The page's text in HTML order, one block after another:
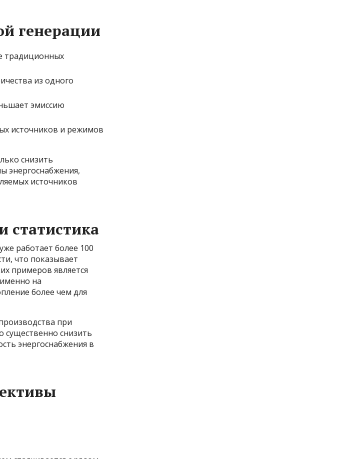
генерации
традиционных
из одного
эмиссию
источников и режимов
снизить
энергоснабжения,
источников
работает более 100
что показывает
примеров является
на
более чем для
при
существенно снизить
энергоснабжения в